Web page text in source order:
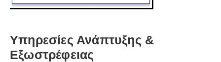
Υπηρεσίες Ανάπτυξης &
Εξωστρέφειας